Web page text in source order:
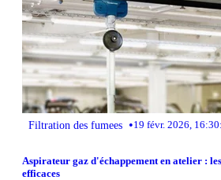
Filtration des fumees •19 févr. 2026,
Aspirateur gaz d'échappement en atelier :
efficaces